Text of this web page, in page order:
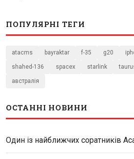
ПОПУЛЯРНІ ТЕГИ
atacms bayraktar f-35 g20
shahed-136 spacex starlink
австралія
ОСТАННІ НОВИНИ
Один із найближчих соратників